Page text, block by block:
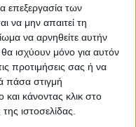
επεξεργασία των
να μην απαιτεί τη
να αρνηθείτε αυτήν
ισχύουν μόνο για αυτόν
προτιμήσεις σας ή να
πάσα στιγμή
κάνοντας κλικ στο
ιστοσελίδας.
να
-αν
στιγμής